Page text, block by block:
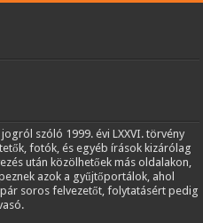
szóló 1999. évi LXXVI. törvény
fotók, és egyéb írások kizárólag
után közölhetőek más oldalakon,
azok a gyűjtőportálok, ahol
soros felvezetőt, folytatásért pedig